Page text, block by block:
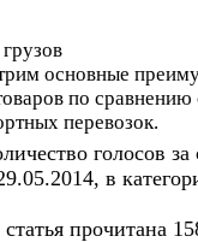
основные
по
перевозок.
голосов за
в
статья прочитана